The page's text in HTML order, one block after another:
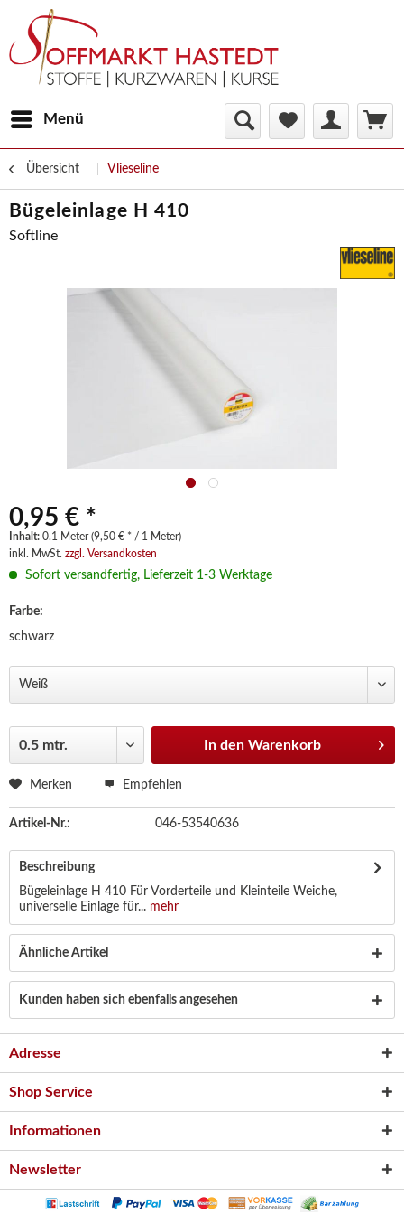
Menü
Übersicht Vlieseline
Bügeleinlage H 410
Softline
0,95 € *
Inhalt: 0.1 Meter (9,50 € * / 1 Meter)
inkl. MwSt. zzgl. Versandkosten
Sofort versandfertig, Lieferzeit 1-3 Werktage
Farbe:
schwarz
In den Warenkorb
Merken Empfehlen
Artikel-Nr.: 046-53540636
Beschreibung
Bügeleinlage H 410 Für Vorderteile und Kleinteile Weiche,
universelle Einlage für... mehr
Ähnliche Artikel
Kunden haben sich ebenfalls angesehen
Adresse
Shop Service
Informationen
Newsletter